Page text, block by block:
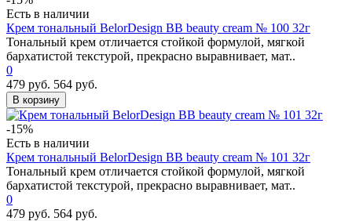
Есть в наличии
Крем тональный BelorDesign BB beauty cream № 100 32г
Тональный крем отличается стойкой формулой, мягкой
бархатистой текстурой, прекрасно выравнивает, мат..
0
479 руб. 564 руб.
В корзину
-15%
Есть в наличии
Крем тональный BelorDesign BB beauty cream № 101 32г
Тональный крем отличается стойкой формулой, мягкой
бархатистой текстурой, прекрасно выравнивает, мат..
0
479 руб. 564 руб.